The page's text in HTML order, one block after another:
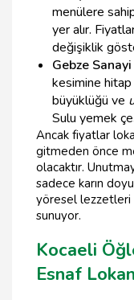
menülere
yer alır.
değişiklik
Gebze
kesimine
büyüklüğü ve
Sulu yemek
Ancak fiyatlar
gitmeden önce
olacaktır.
sadece karın
yöresel lezzetleri
sunuyor.
Kocaeli
Esnaf